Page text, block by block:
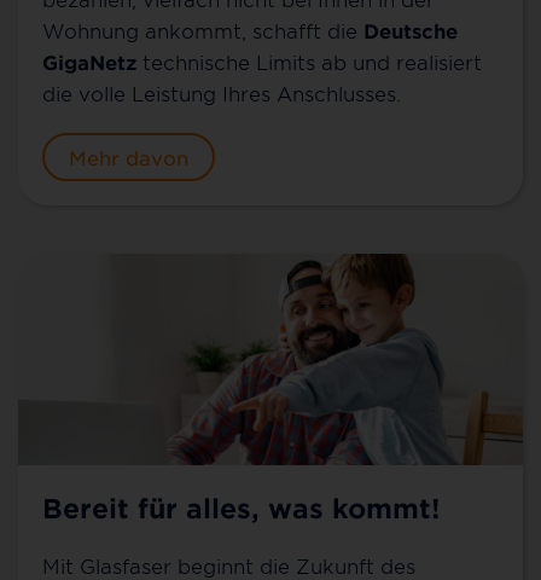
Wohnung ankommt, schafft die Deutsche
GigaNetz technische Limits ab und realisiert
die volle Leistung Ihres Anschlusses.
Mehr davon
Bereit für alles, was kommt!
Mit Glasfaser beginnt die Zukunft des